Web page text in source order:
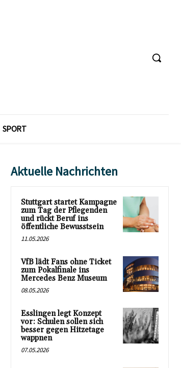
SPORT
Aktuelle Nachrichten
Stuttgart startet Kampagne
zum Tag der Pflegenden
und rückt Beruf ins
öffentliche Bewusstsein
11.05.2026
VfB lädt Fans ohne Ticket
zum Pokalfinale ins
Mercedes Benz Museum
08.05.2026
Esslingen legt Konzept
vor: Schulen sollen sich
besser gegen Hitzetage
wappnen
07.05.2026